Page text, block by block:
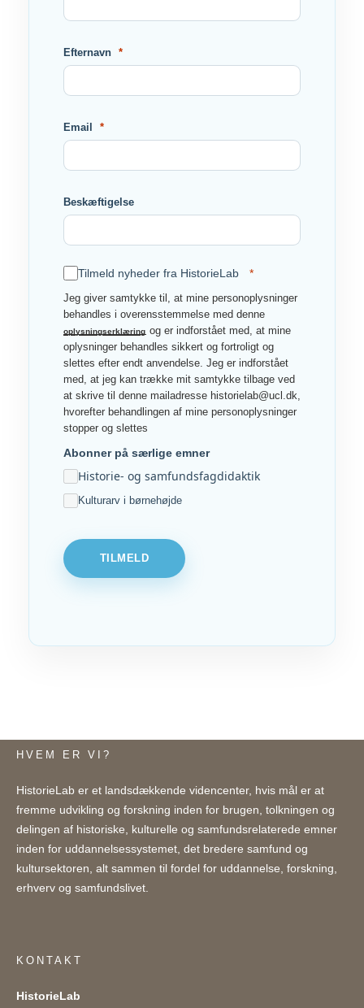
Efternavn
Email
Beskæftigelse
Tilmeld nyheder fra HistorieLab
Jeg giver samtykke til, at mine personoplysninger
behandles i overensstemmelse med denne
oplysningserklæring og er indforstået med, at mine
oplysninger behandles sikkert og fortroligt og
slettes efter endt anvendelse. Jeg er indforstået
med, at jeg kan trække mit samtykke tilbage ved
at skrive til denne mailadresse historielab@ucl.dk,
hvorefter behandlingen af mine personoplysninger
stopper og slettes
Abonner på særlige emner
Historie- og samfundsfagdidaktik
Kulturarv i børnehøjde
TILMELD
HVEM ER VI?
HistorieLab er et landsdækkende videncenter, hvis mål er at
fremme udvikling og forskning inden for brugen, tolkningen og
delingen af historiske, kulturelle og samfundsrelaterede emner
inden for uddannelsessystemet, det bredere samfund og
kultursektoren, alt sammen til fordel for uddannelse, forskning,
erhverv og samfundslivet.
KONTAKT
HistorieLab